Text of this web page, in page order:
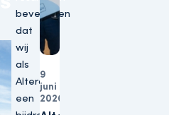
bevestigen
dat
wij
als
Altera
een
9
juni
2026